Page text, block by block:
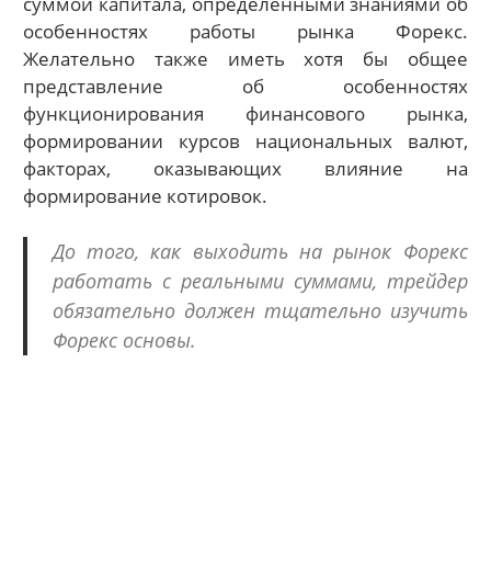
особенностях работы рынка Форекс.
Желательно также иметь хотя бы общее
представление об особенностях
функционирования финансового рынка,
формировании курсов национальных валют,
факторах, оказывающих влияние на
формирование котировок.
До того, как выходить на рынок Форекс
работать с реальными суммами, трейдер
обязательно должен тщательно изучить
Форекс основы.